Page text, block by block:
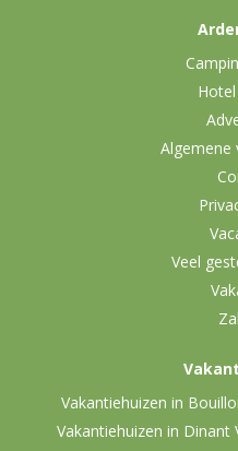
Algemene
Veel
Vakantiehuizen in
Vakantiehuizen in Dinant